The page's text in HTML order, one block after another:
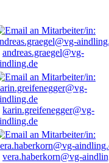
andreas.graegel@vg-
karin.greifenegger@vg-
vera.haberkorn@vg-